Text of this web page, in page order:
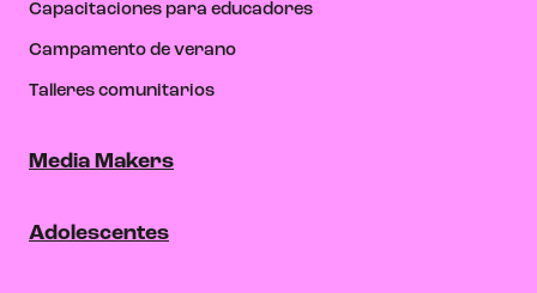
Capacitaciones para educadores
Campamento de verano
Talleres comunitarios
Media Makers
Adolescentes